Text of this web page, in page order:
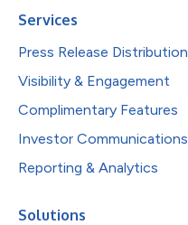
Services
Press Release Distribution
Visibility & Engagement
Complimentary Features
Investor Communications
Reporting & Analytics
Solutions